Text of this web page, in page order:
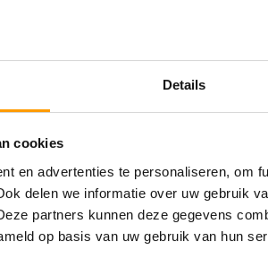
Details
cookies
en advertenties te personaliseren, om
delen we informatie over uw gebruik
partners kunnen deze gegevens
op basis van uw gebruik van hun
printers.